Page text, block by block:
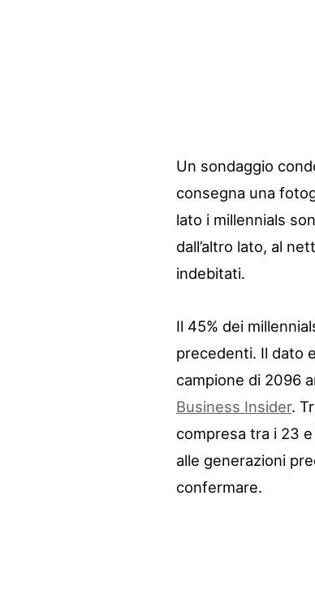
Un sondaggio
consegna una
lato i millennials
dall’altro lato, al
indebitati.
Il 45% dei
precedenti. Il dato
campione di 2096
Business Insider.
compresa tra i 23
alle generazioni
confermare.